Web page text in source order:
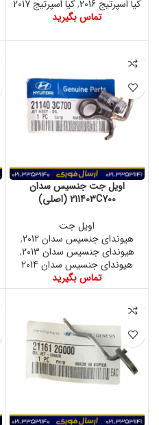
کیا اسپرتیج 2016 ,کیا اسپرتیج 2017
تماس بگیرید
اویل جت جنسیس سدان
211403C700 (اصلی)
اویل جت
هیوندای جنسیس سدان 2012
,
هیوندای جنسیس سدان 2013
,
هیوندای جنسیس سدان 2014
تماس بگیرید